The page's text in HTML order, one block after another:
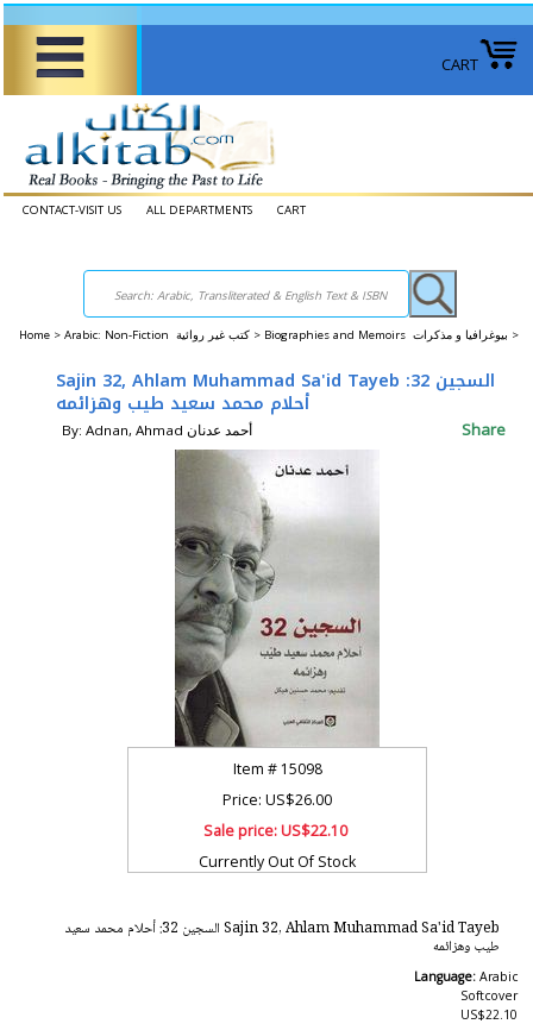
CART
CONTACT-VISIT US ALL DEPARTMENTS CART
Home > Arabic: Non-Fiction كتب غير روائية > Biographies and Memoirs بيوغرافيا و مذكرات >
Sajin 32, Ahlam Muhammad Sa'id Tayeb السجين 32:
أحلام محمد سعيد طيب وهزائمه
By: Adnan, Ahmad أحمد عدنان Share
Item # 15098
Price: US$26.00
Sale price:US$22.10
Currently Out Of Stock
Sajin 32, Ahlam Muhammad Sa'id Tayeb السجين 32: أحلام محمد سعيد
طيب وهزائمه
Language: Arabic
Softcover
US$22.10